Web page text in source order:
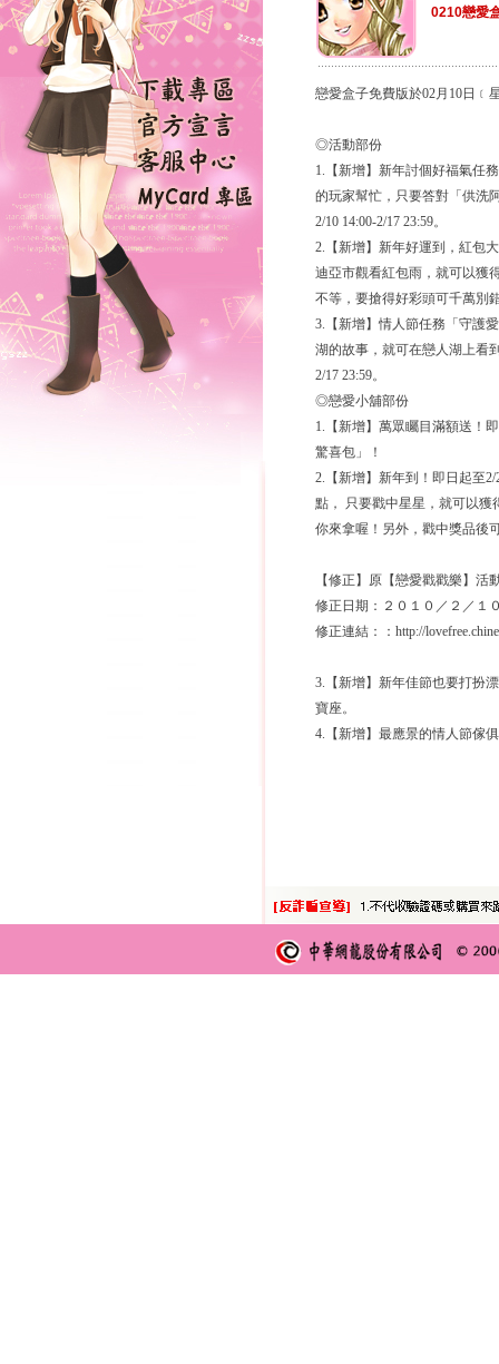
0210戀愛
戀愛盒子免費版於02月10日﹝
◎活動部份
1.【新增】新年討個好福氣任
的玩家幫忙，只要答對「供洗
2/10 14:00-2/17 23:59。
2.【新增】新年好運到，紅包
迪亞市觀看紅包雨，就可以獲
不等，要搶得好彩頭可千萬別
3.【新增】情人節任務「守護
湖的故事，就可在戀人湖上看
2/17 23:59。
◎戀愛小舖部份
1.【新增】萬眾矚目滿額送！
驚喜包」！
2.【新增】新年到！即日起至
點， 只要戳中星星，就可以
你來拿喔！另外，戳中獎品後
【修正】原【戀愛戳戳樂】
修正日期：２０１０／２／１
修正連結：：http://
3.【新增】新年佳節也要打扮
寶座。
4.【新增】最應景的情人節傢